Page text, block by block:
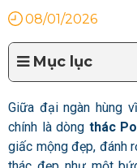
08/01/2026
Mục lục
Giữa đại ngàn hùng
chính là dòng thác
giấc mộng đẹp, đánh